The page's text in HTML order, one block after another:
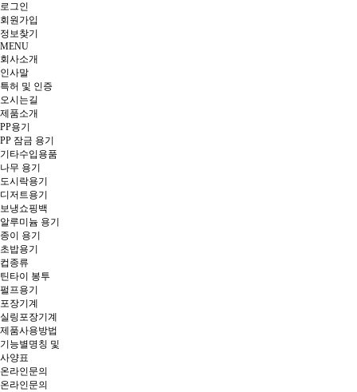
로그인
회원 가입
정보찾기
MENU
회사소개
인사말
특허 및 인증
오시는길
제품소개
PP용기
PP 잠금 용기
기타수입용품
나무 용기
도시락용기
디저트용기
보냉쇼핑백
알루미늄 용기
종이 용기
초밥용기
컵종류
틴타이 봉투
펄프용기
포장기계
실링포장기계
제품사용방법
기능별명칭 및
사양표
온라인문의
온라인문의